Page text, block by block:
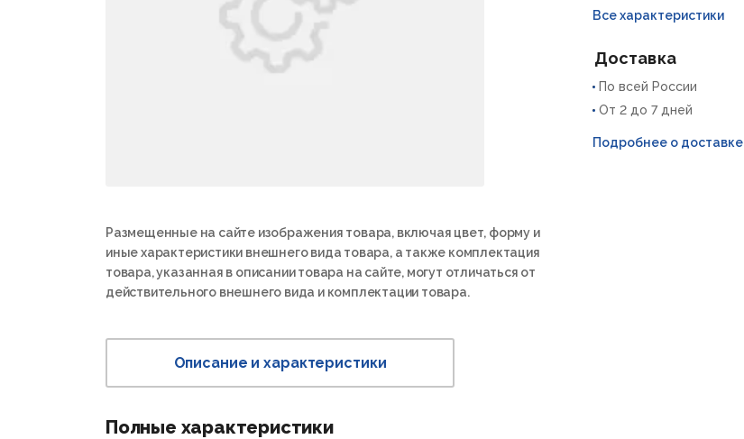
Размещенные на сайте изображения товара, включая цвет, форму и
иные характеристики внешнего вида товара, а также комплектация
товара, указанная в описании товара на сайте, могут отличаться от
действительного внешнего вида и комплектации товара.
Все характеристики
Доставка
По всей России
От 2 до 7 дней
Подробнее о доставке
Описание и характеристики
Полные характеристики